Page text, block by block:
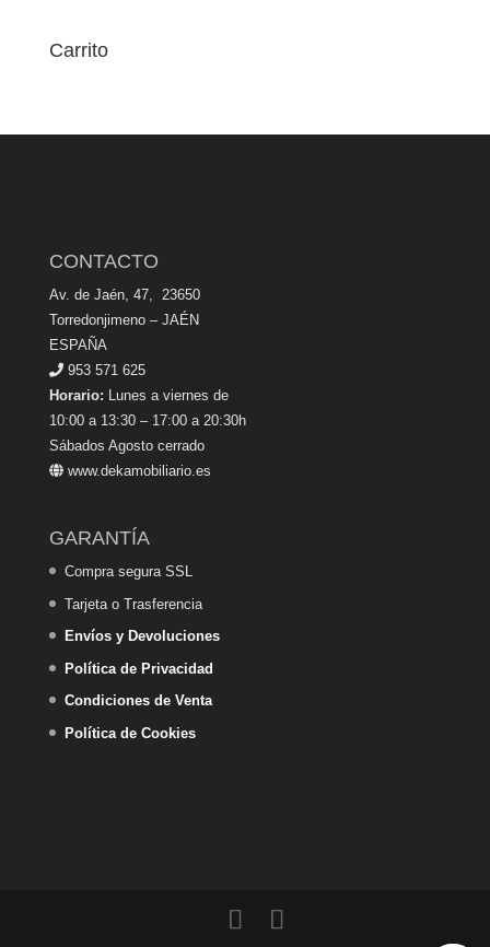
Carrito
CONTACTO
Av. de Jaén, 47, 23650
Torredonjimeno – JAÉN
ESPAÑA
953 571 625
Horario: Lunes a viernes de
10:00 a 13:30 – 17:00 a 20:30h
Sábados Agosto cerrado
www.dekamobiliario.es
GARANTÍA
Compra segura SSL
Tarjeta o Trasferencia
Envíos y Devoluciones
Política de Privacidad
Condiciones de Venta
Política de Cookies